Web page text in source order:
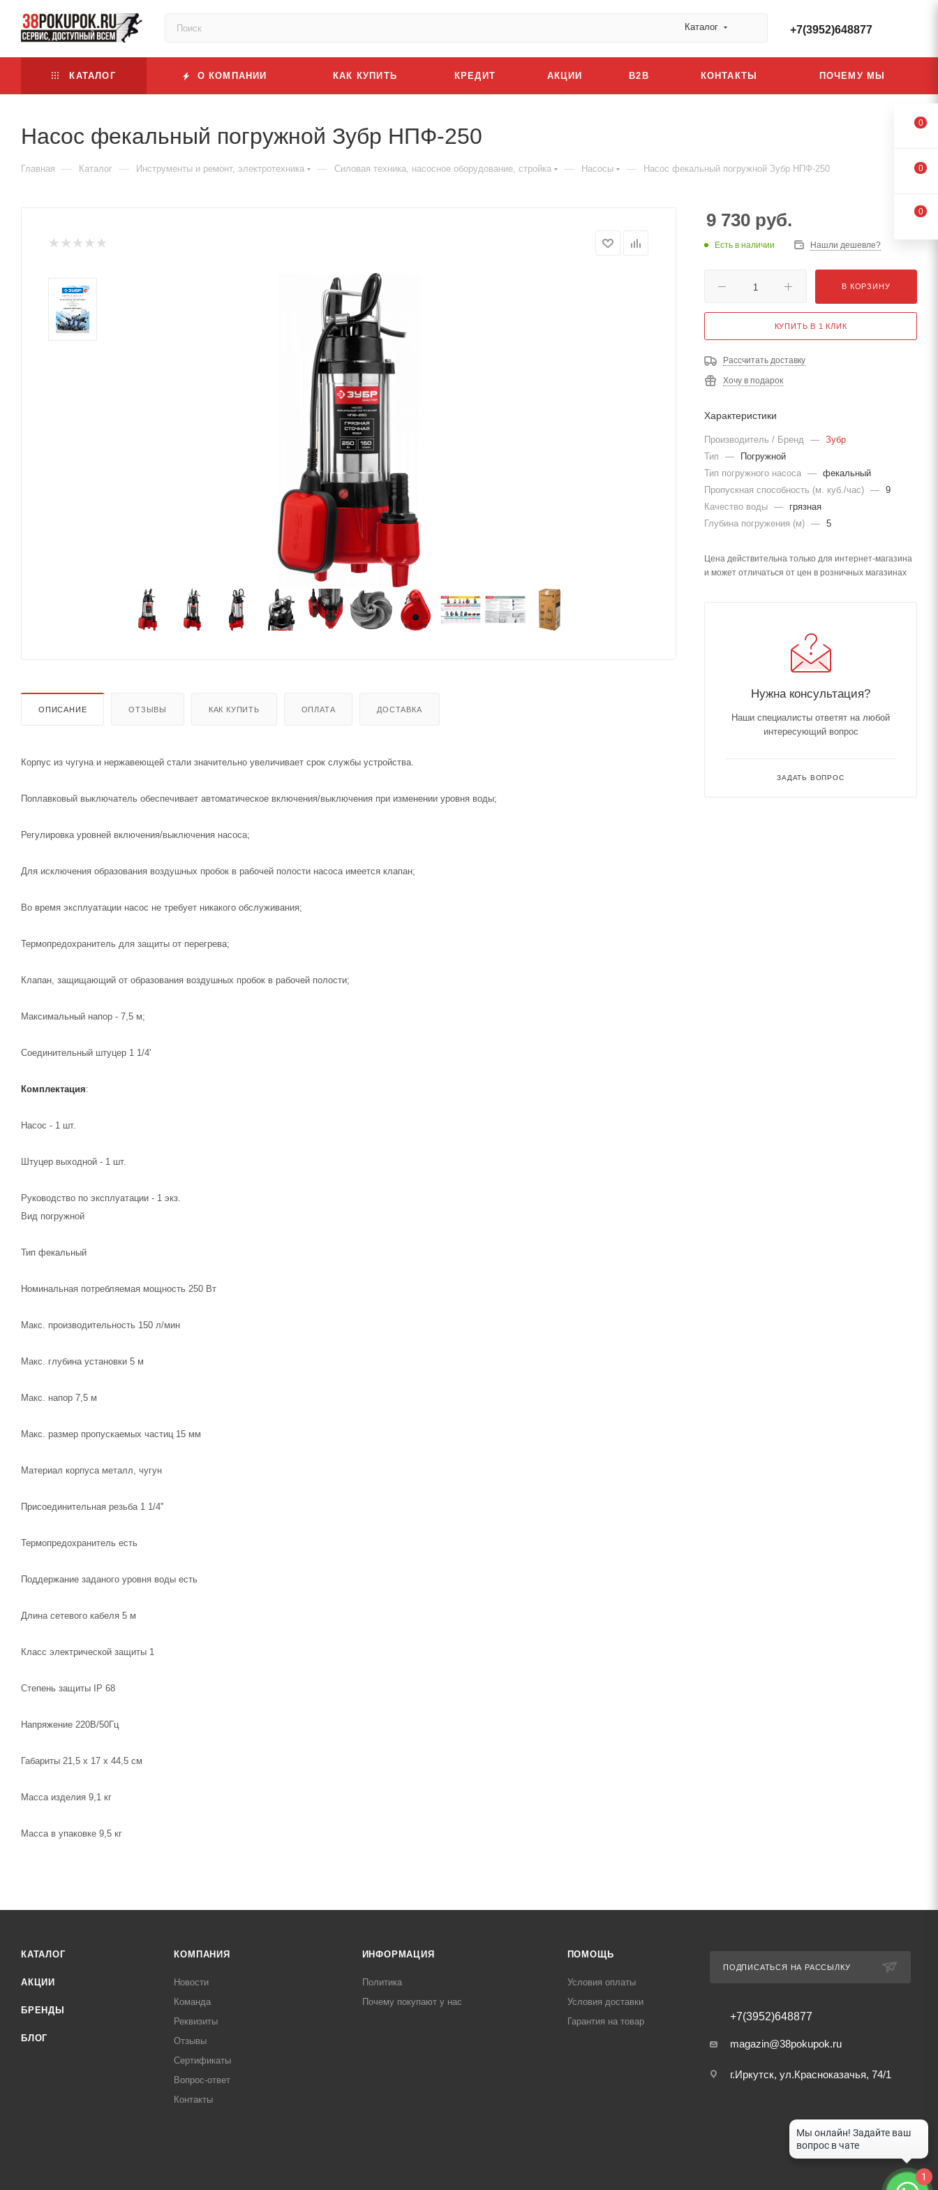
Каталог +7(3952)648877
КАТАЛОГ О КОМПАНИИ КАК КУПИТЬ КРЕДИТ АКЦИИ B2B КОНТАКТЫ ПОЧЕМУ МЫ
Насос фекальный погружной Зубр НПФ-250
Главная — Каталог — Инструменты и ремонт, электротехника — Силовая техника, насосное оборудование, стройка — Насосы — Насос фекальный погружной Зубр НПФ-250
ОПИСАНИЕ ОТЗЫВЫ КАК КУПИТЬ ОПЛАТА ДОСТАВКА
Корпус из чугуна и нержавеющей стали значительно увеличивает срок службы устройства.
Поплавковый выключатель обеспечивает автоматическое включения/выключения при изменении уровня воды;
Регулировка уровней включения/выключения насоса;
Для исключения образования воздушных пробок в рабочей полости насоса имеется клапан;
Во время эксплуатации насос не требует никакого обслуживания;
Термопредохранитель для защиты от перегрева;
Клапан, защищающий от образования воздушных пробок в рабочей полости;
Максимальный напор - 7,5 м;
Соединительный штуцер 1 1/4'
Комплектация:
Насос - 1 шт.
Штуцер выходной - 1 шт.
Руководство по эксплуатации - 1 экз.
Вид погружной
Тип фекальный
Номинальная потребляемая мощность 250 Вт
Макс. производительность 150 л/мин
Макс. глубина установки 5 м
Макс. напор 7,5 м
Макс. размер пропускаемых частиц 15 мм
Материал корпуса металл, чугун
Присоединительная резьба 1 1/4''
Термопредохранитель есть
Поддержание заданого уровня воды есть
Длина сетевого кабеля 5 м
Класс электрической защиты 1
Степень защиты IP 68
Напряжение 220В/50Гц
Габариты 21,5 х 17 х 44,5 см
Масса изделия 9,1 кг
Масса в упаковке 9,5 кг
9 730 руб.
Есть в наличии Нашли дешевле?
В КОРЗИНУ
КУПИТЬ В 1 КЛИК
Рассчитать доставку
Хочу в подарок
Характеристики
Производитель / Бренд — Зубр
Тип
—
Погружной
Тип погружного насоса — фекальный
Пропускная способность (м. куб./час) — 9
Качество воды —
грязная
Глубина погружения (м) — 5
Цена действительна только для интернет-магазина
и может отличаться от цен в розничных магазинах
Нужна консультация?
Наши специалисты ответят на любой
интересующий вопрос
ЗАДАТЬ ВОПРОС
КАТАЛОГ
АКЦИИ
БРЕНДЫ
БЛОГ
КОМПАНИЯ
Новости
Команда
Реквизиты
Отзывы
Сертификаты
Вопрос-ответ
Контакты
ИНФОРМАЦИЯ
Политика
Почему покупают у нас
ПОМОЩЬ
Условия оплаты
Условия доставки
Гарантия на товар
ПОДПИСАТЬСЯ НА РАССЫЛКУ
+7(3952)648877
magazin@38pokupok.ru
г.Иркутск, ул.Красноказачья, 74/1
0
0
0
1